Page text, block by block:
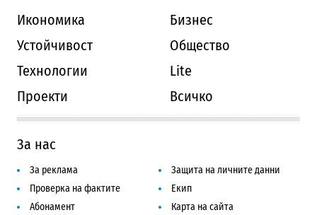
Икономика
Бизнес
Устойчивост
Общество
Технологии
Lite
Проекти
Всичко
За нас
За реклама
Защита на личните данни
Проверка на фактите
Екип
Абонамент
Карта на сайта